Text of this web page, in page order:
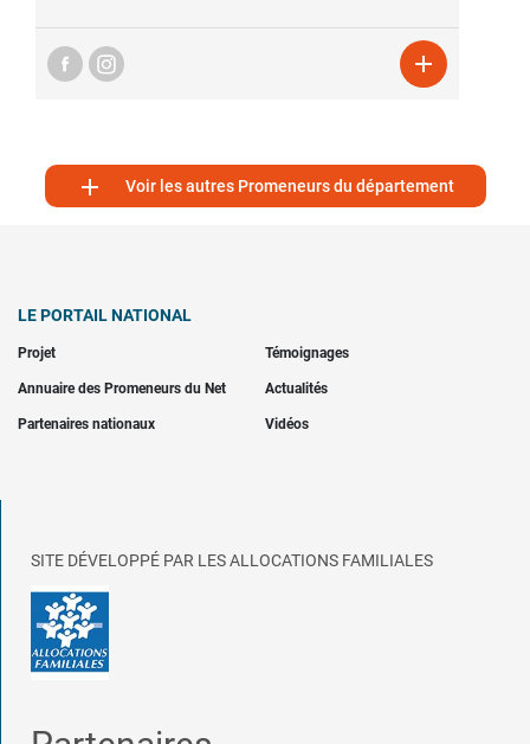

 Voir les autres Promeneurs du département
LE PORTAIL NATIONAL
Projet Témoignages
Annuaire des Promeneurs du Net Actualités
Partenaires nationaux Vidéos
SITE DÉVELOPPÉ PAR LES ALLOCATIONS FAMILIALES